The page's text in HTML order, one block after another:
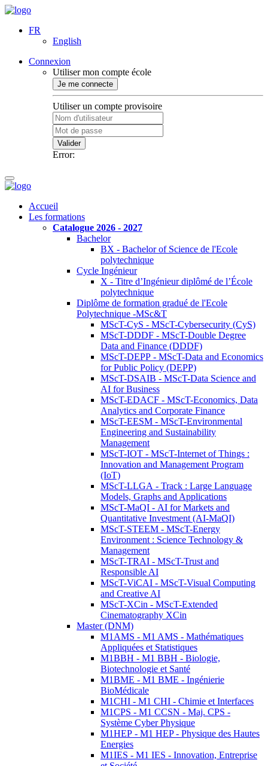
FR
English
Connexion
Utiliser mon compte école
Je me connecte
Utiliser un compte provisoire
Valider
Error:
Accueil
Les formations
Catalogue 2026 - 2027
Bachelor
BX - Bachelor of Science de l'Ecole
polytechnique
Cycle Ingénieur
X - Titre d’Ingénieur diplômé de l’École
polytechnique
Diplôme de formation gradué de l'Ecole
Polytechnique -MSc&T
MScT-CyS - MScT-Cybersecurity (CyS)
MScT-DDDF - MScT-Double Degree
Data and Finance (DDDF)
MScT-DEPP - MScT-Data and Economics
for Public Policy (DEPP)
MScT-DSAIB - MScT-Data Science and
AI for Business
MScT-EDACF - MScT-Economics, Data
Analytics and Corporate Finance
MScT-EESM - MScT-Environmental
Engineering and Sustainability
Management
MScT-IOT - MScT-Internet of Things :
Innovation and Management Program
(IoT)
MScT-LLGA - Track : Large Language
Models, Graphs and Applications
MScT-MaQI - AI for Markets and
Quantitative Investment (AI-MaQI)
MScT-STEEM - MScT-Energy
Environment : Science Technology &
Management
MScT-TRAI - MScT-Trust and
Responsible AI
MScT-ViCAI - MScT-Visual Computing
and Creative AI
MScT-XCin - MScT-Extended
Cinematography XCin
Master (DNM)
M1AMS - M1 AMS - Mathématiques
Appliquées et Statistiques
M1BBH - M1 BBH - Biologie,
Biotechnologie et Santé
M1BME - M1 BME - Ingénierie
BioMédicale
M1CHI - M1 CHI - Chimie et Interfaces
M1CPS - M1 CCSN - Maj. CPS -
Système Cyber Physique
M1HEP - M1 HEP - Physique des Hautes
Energies
M1IES - M1 IES - Innovation, Entreprise